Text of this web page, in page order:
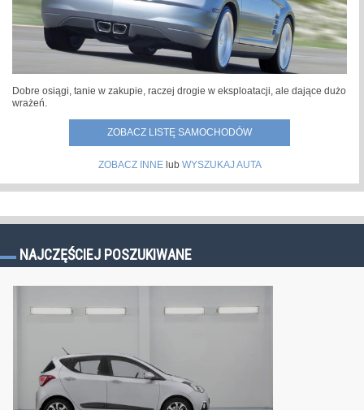
Dobre osiągi, tanie w zakupie, raczej drogie w eksploatacji, ale dające dużo
wrażeń.
ZOBACZ LISTĘ SAMOCHODÓW
ZOBACZ INNElub WYSZUKAJ AUTA
NAJCZĘŚCIEJ POSZUKIWANE